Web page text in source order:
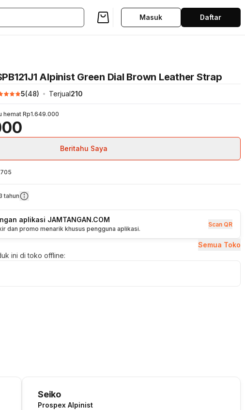
Masuk Daftar
Alpinist Green Dial Brown Leather Strap
5(48) Terjual210
hematRp1.649.000
Beritahu Saya
tahun
aplikasi JAMTANGAN.COM
dan promo menarik khusus pengguna aplikasi.
Scan QR
Semua Toko
ini di toko offline:
Seiko
Prospex Alpinist